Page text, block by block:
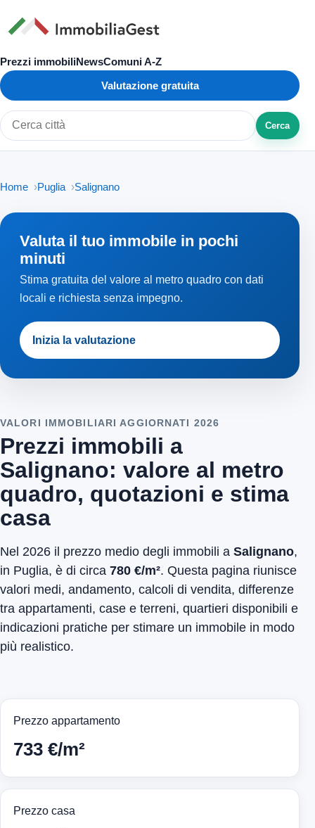
Prezzi immobiliNewsComuni A-Z
Valutazione gratuita
Cerca città o zona
Cerca
Home Puglia Salignano
Valuta il tuo immobile in pochi
minuti
Stima gratuita del valore al metro quadro con dati
locali e richiesta senza impegno.
Inizia la valutazione
VALORI IMMOBILIARI AGGIORNATI 2026
Prezzi immobili a
Salignano: valore al metro
quadro, quotazioni e stima
casa
Nel 2026 il prezzo medio degli immobili a Salignano,
in Puglia, è di circa 780 €/m². Questa pagina riunisce
valori medi, andamento, calcoli di vendita, differenze
tra appartamenti, case e terreni, quartieri disponibili e
indicazioni pratiche per stimare un immobile in modo
più realistico.
Prezzo appartamento
733 €/m²
Prezzo casa